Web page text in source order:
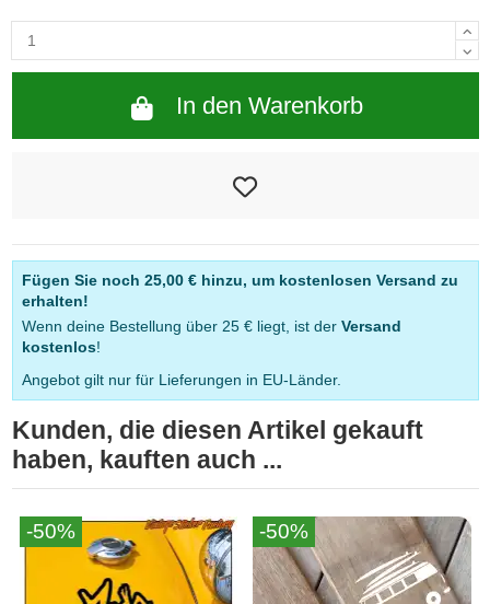
In den Warenkorb
Fügen Sie noch 25,00 €hinzu, um kostenlosen Versand zu
erhalten!
Wenn deine Bestellung über 25 € liegt, ist der Versand
kostenlos!
Angebot gilt nur für Lieferungen in EU-Länder.
Kunden, die diesen Artikel gekauft
haben, kauften auch ...
-50% -50%